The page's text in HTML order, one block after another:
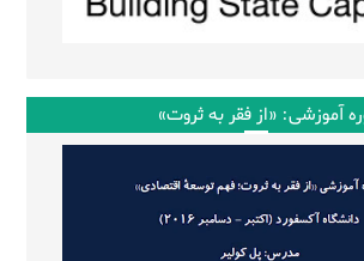
آموزشی: «از فقر به ثروت»